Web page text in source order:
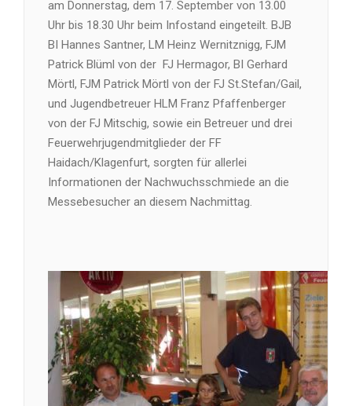
am Donnerstag, dem 17. September von 13.00
Uhr bis 18.30 Uhr beim Infostand eingeteilt. BJB
BI Hannes Santner, LM Heinz Wernitznigg, FJM
Patrick Blüml von der FJ Hermagor, BI Gerhard
Mörtl, FJM Patrick Mörtl von der FJ St.Stefan/Gail,
und Jugendbetreuer HLM Franz Pfaffenberger
von der FJ Mitschig, sowie ein Betreuer und drei
Feuerwehrjugendmitglieder der FF
Haidach/Klagenfurt, sorgten für allerlei
Informationen der Nachwuchsschmiede an die
Messebesucher an diesem Nachmittag.